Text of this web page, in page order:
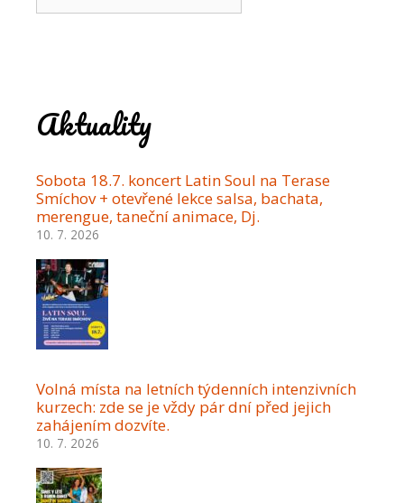
Aktuality
Sobota 18.7. koncert Latin Soul na Terase
Smíchov + otevřené lekce salsa, bachata,
merengue, taneční animace, Dj.
10. 7. 2026
Volná místa na letních týdenních intenzivních
kurzech: zde se je vždy pár dní před jejich
zahájením dozvíte.
10. 7. 2026